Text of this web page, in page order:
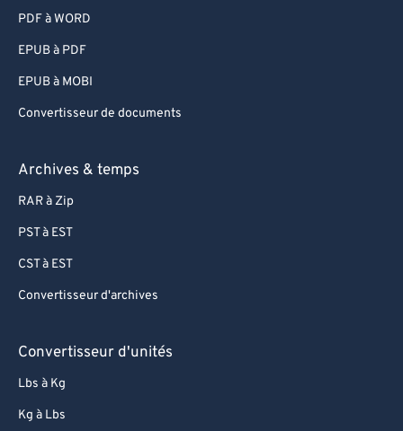
PDF à WORD
EPUB à PDF
EPUB à MOBI
Convertisseur de documents
Archives & temps
RAR à Zip
PST à EST
CST à EST
Convertisseur d'archives
Convertisseur d'unités
Lbs à Kg
Kg à Lbs